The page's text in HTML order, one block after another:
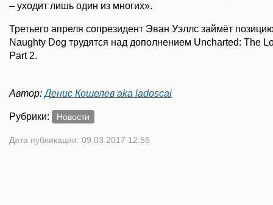
– уходит лишь один из многих».
Третьего апреля сопрезидент Эван Уэллс займёт
Naughty Dog трудятся над дополнением Uncharted: The
Part 2.
Автор:Денис Кошелев aka ladoscai
Рубрики: Новости
Дата публикации: 09.03.2017 12:55